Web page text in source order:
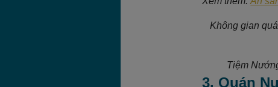
Không gian
Tiệm
3. Quán